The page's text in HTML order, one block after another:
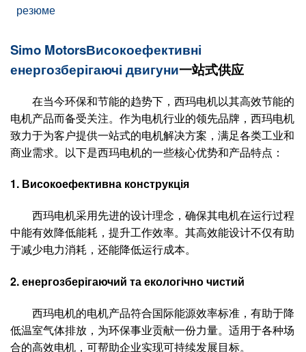
резюме
Simo MotorsВисокоефективні
енергозберігаючі двигуни一站式供应
在当今环保和节能的趋势下，西玛电机以其高效节能的
电机产品而备受关注。作为电机行业的领先品牌，西玛电机
致力于为客户提供一站式的电机解决方案，满足各类工业和
商业需求。以下是西玛电机的一些核心优势和产品特点：
1. Високоефективна конструкція
西玛电机采用先进的设计理念，确保其电机在运行过程
中能有效降低能耗，提升工作效率。其高效能设计不仅有助
于减少电力消耗，还能降低运行成本。
2.енергозберігаючий та екологічно чистий
西玛电机的电机产品符合国际能源效率标准，有助于降
低温室气体排放，为环保事业贡献一份力量。适用于各种场
合的高效电机，可帮助企业实现可持续发展目标。